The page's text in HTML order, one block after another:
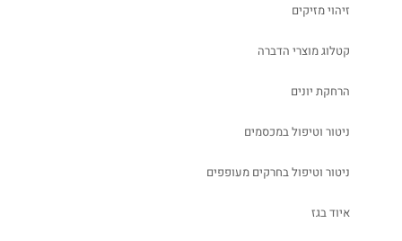
זיהוי מזיקים
קטלוג מוצרי הדברה
הרחקת יונים
ניטור וטיפול במכסמים
ניטור וטיפול בחרקים מעופפים
איוד בגז